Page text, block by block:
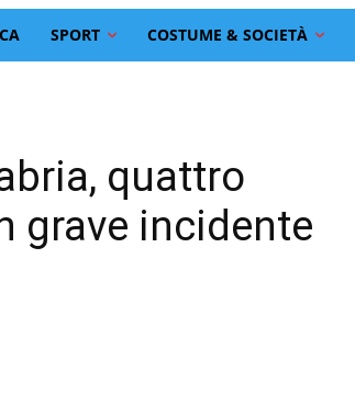
SPORT COSTUME & SOCIETÀ
quattro
grave incidente